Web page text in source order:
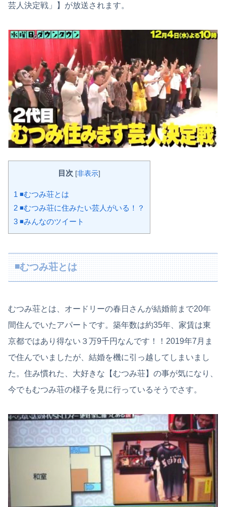
芸人決定戦」】が放送されます。
目次 [非表示]
1 ◾️むつみ荘とは
2 ◾️むつみ荘に住みたい芸人がいる！？
3 ◾️みんなのツイート
◾️むつみ荘とは
むつみ荘とは、オードリーの春日さんが結婚前まで20年
間住んでいたアパートです。築年数は約35年、家賃は東
京都ではあり得ない３万9千円なんです！！2019年7月ま
で住んでいましたが、結婚を機に引っ越してしまいまし
た。住み慣れた、大好きな【むつみ荘】の事が気になり、
今でもむつみ荘の様子を見に行っているそうでさす。